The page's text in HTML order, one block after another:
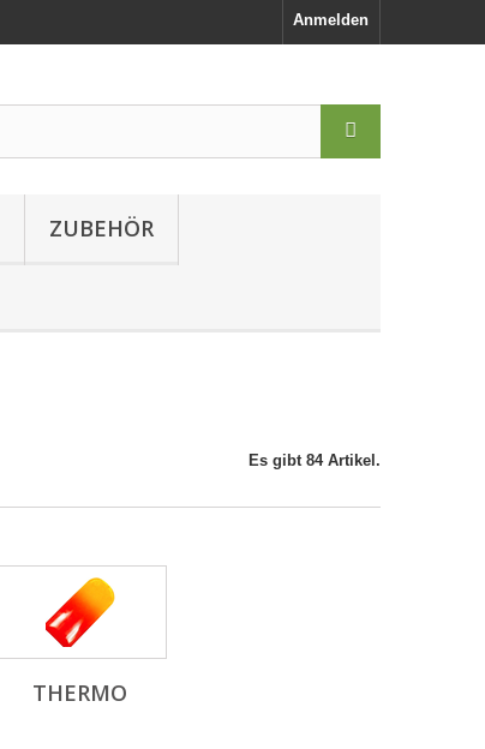
Anmelden
ZUBEHÖR
Es gibt 84 Artikel.
THERMO